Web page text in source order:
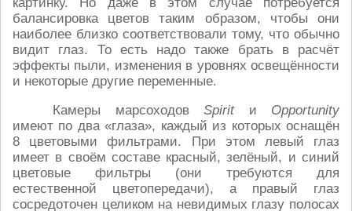
балансировка цветов таким образом, чтобы они
наиболее близко соответствовали тому, что обычно
видит глаз. То есть надо также брать в расчёт
эффекты пыли, изменения в уровнях освещённости
и некоторые другие переменные.
Камеры марсоходов Spiritи Opportunity
имеют по два «глаза», каждый из которых оснащён
8 цветовыми фильтрами. При этом левый глаз
имеет в своём составе красный, зелёный, и синий
цветовые фильтры (они требуются для
естественной цветопередачи), а правый глаз
сосредоточен целиком на невидимых глазу полосах